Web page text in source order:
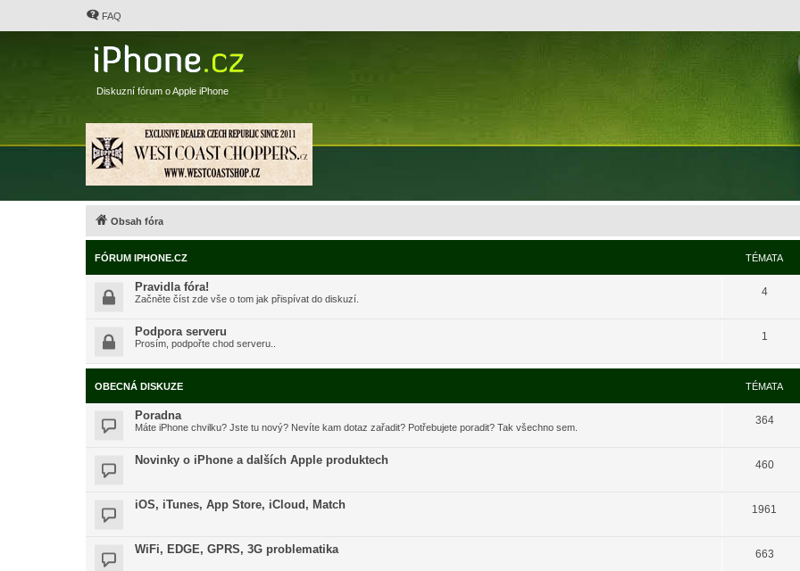
FAQ
Diskuzní fórum o Apple iPhone
Obsah fóra
FÓRUM IPHONE.CZ TÉMATA
Pravidla fóra!
Začněte číst zde vše o tom jak přispívat do diskuzí.
4
Podpora serveru
Prosím, podpořte chod serveru..
1
OBECNÁ DISKUZE TÉMATA
Poradna
Máte iPhone chvilku? Jste tu nový? Nevíte kam dotaz zařadit? Potřebujete poradit? Tak všechno sem.
364
Novinky o iPhone a dalších Apple produktech 460
iOS, iTunes, App Store, iCloud, Match 1961
WiFi, EDGE, GPRS, 3G problematika 663